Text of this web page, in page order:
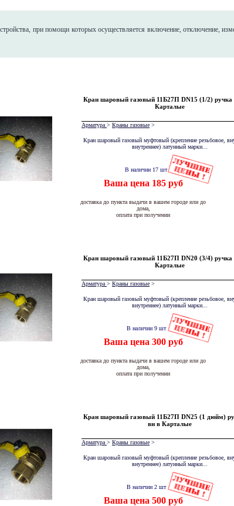
при помощи которых осуществляется включение, отключение,
Кран шаровый газовый 11Б27П DN15 (1/2) ручка
Карталые
Арматура > Краны газовые >
Кран шаровый газовый муфтовый (крепление резьбовое,
внутреннее) латунный марки...
Ваша цена 185 руб
доставка до пункта выдачи в вашем городе или до
дома,
оплата при получении
В наличии 17 шт
Кран шаровый газовый 11Б27П DN20 (3/4) ручка
Карталые
Арматура > Краны газовые >
Кран шаровый газовый муфтовый (крепление резьбовое,
внутреннее) латунный марки...
Ваша цена 300 руб
доставка до пункта выдачи в вашем городе или до
дома,
оплата при получении
В наличии 9 шт
Кран шаровый газовый 11Б27П DN25 (1 дюйм)
вн в Карталые
Арматура > Краны газовые >
Кран шаровый газовый муфтовый (крепление резьбовое,
внутреннее) латунный марки...
Ваша цена 500 руб
В наличии 2 шт